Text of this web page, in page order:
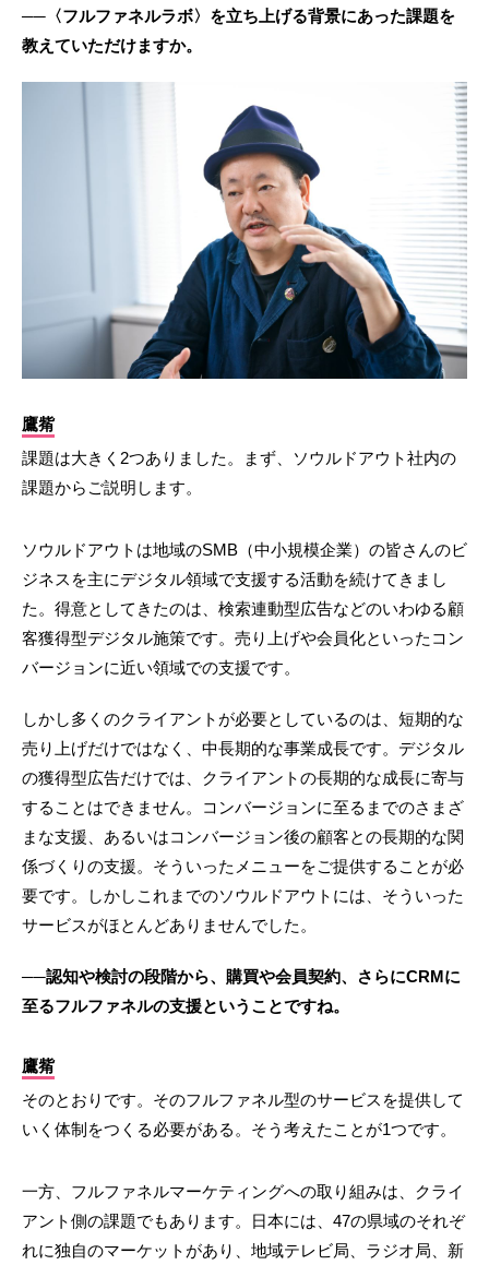
──〈フルファネルラボ〉を立ち上げる背景にあった課題を
教えていただけますか。
鷹觜
課題は大きく2つありました。まず、ソウルドアウト社内の
課題からご説明します。
ソウルドアウトは地域のSMB（中小規模企業）の皆さんのビ
ジネスを主にデジタル領域で支援する活動を続けてきまし
た。得意としてきたのは、検索連動型広告などのいわゆる顧
客獲得型デジタル施策です。売り上げや会員化といったコン
バージョンに近い領域での支援です。
しかし多くのクライアントが必要としているのは、短期的な
売り上げだけではなく、中長期的な事業成長です。デジタル
の獲得型広告だけでは、クライアントの長期的な成長に寄与
することはできません。コンバージョンに至るまでのさまざ
まな支援、あるいはコンバージョン後の顧客との長期的な関
係づくりの支援。そういったメニューをご提供することが必
要です。しかしこれまでのソウルドアウトには、そういった
サービスがほとんどありませんでした。
──認知や検討の段階から、購買や会員契約、さらにCRMに
至るフルファネルの支援ということですね。
鷹觜
そのとおりです。そのフルファネル型のサービスを提供して
いく体制をつくる必要がある。そう考えたことが1つです。
一方、フルファネルマーケティングへの取り組みは、クライ
アント側の課題でもあります。日本には、47の県域のそれぞ
れに独自のマーケットがあり、地域テレビ局、ラジオ局、新